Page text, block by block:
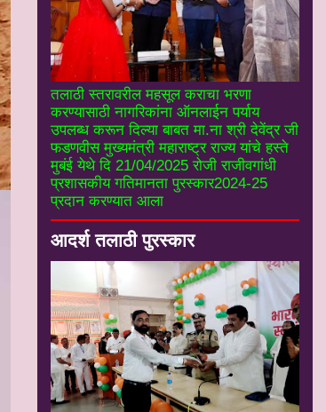
तलाठी स्तरावरील महसूल कराचा भरणा
करण्यासाठी नागरिकांना ऑनलाईन पर्याय
उपलब्ध करून दिल्या बाबत मा.ना श्री देवेंद्र जी
फडणवीस मुख्यमंत्री महाराष्ट्र राज्य यांचे हस्ते
मुबंई येथे दि 21/04/2025 रोजी राजीवगांधी
प्रशासकीय गतिमानता पुरस्कार2024-25
प्रदान करण्यात आला
आदर्श तलाठी पुरस्कार